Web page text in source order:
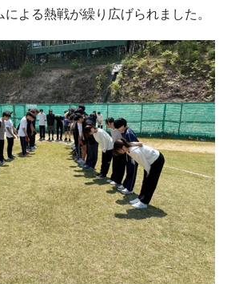
よる熱戦が繰り広げられました。